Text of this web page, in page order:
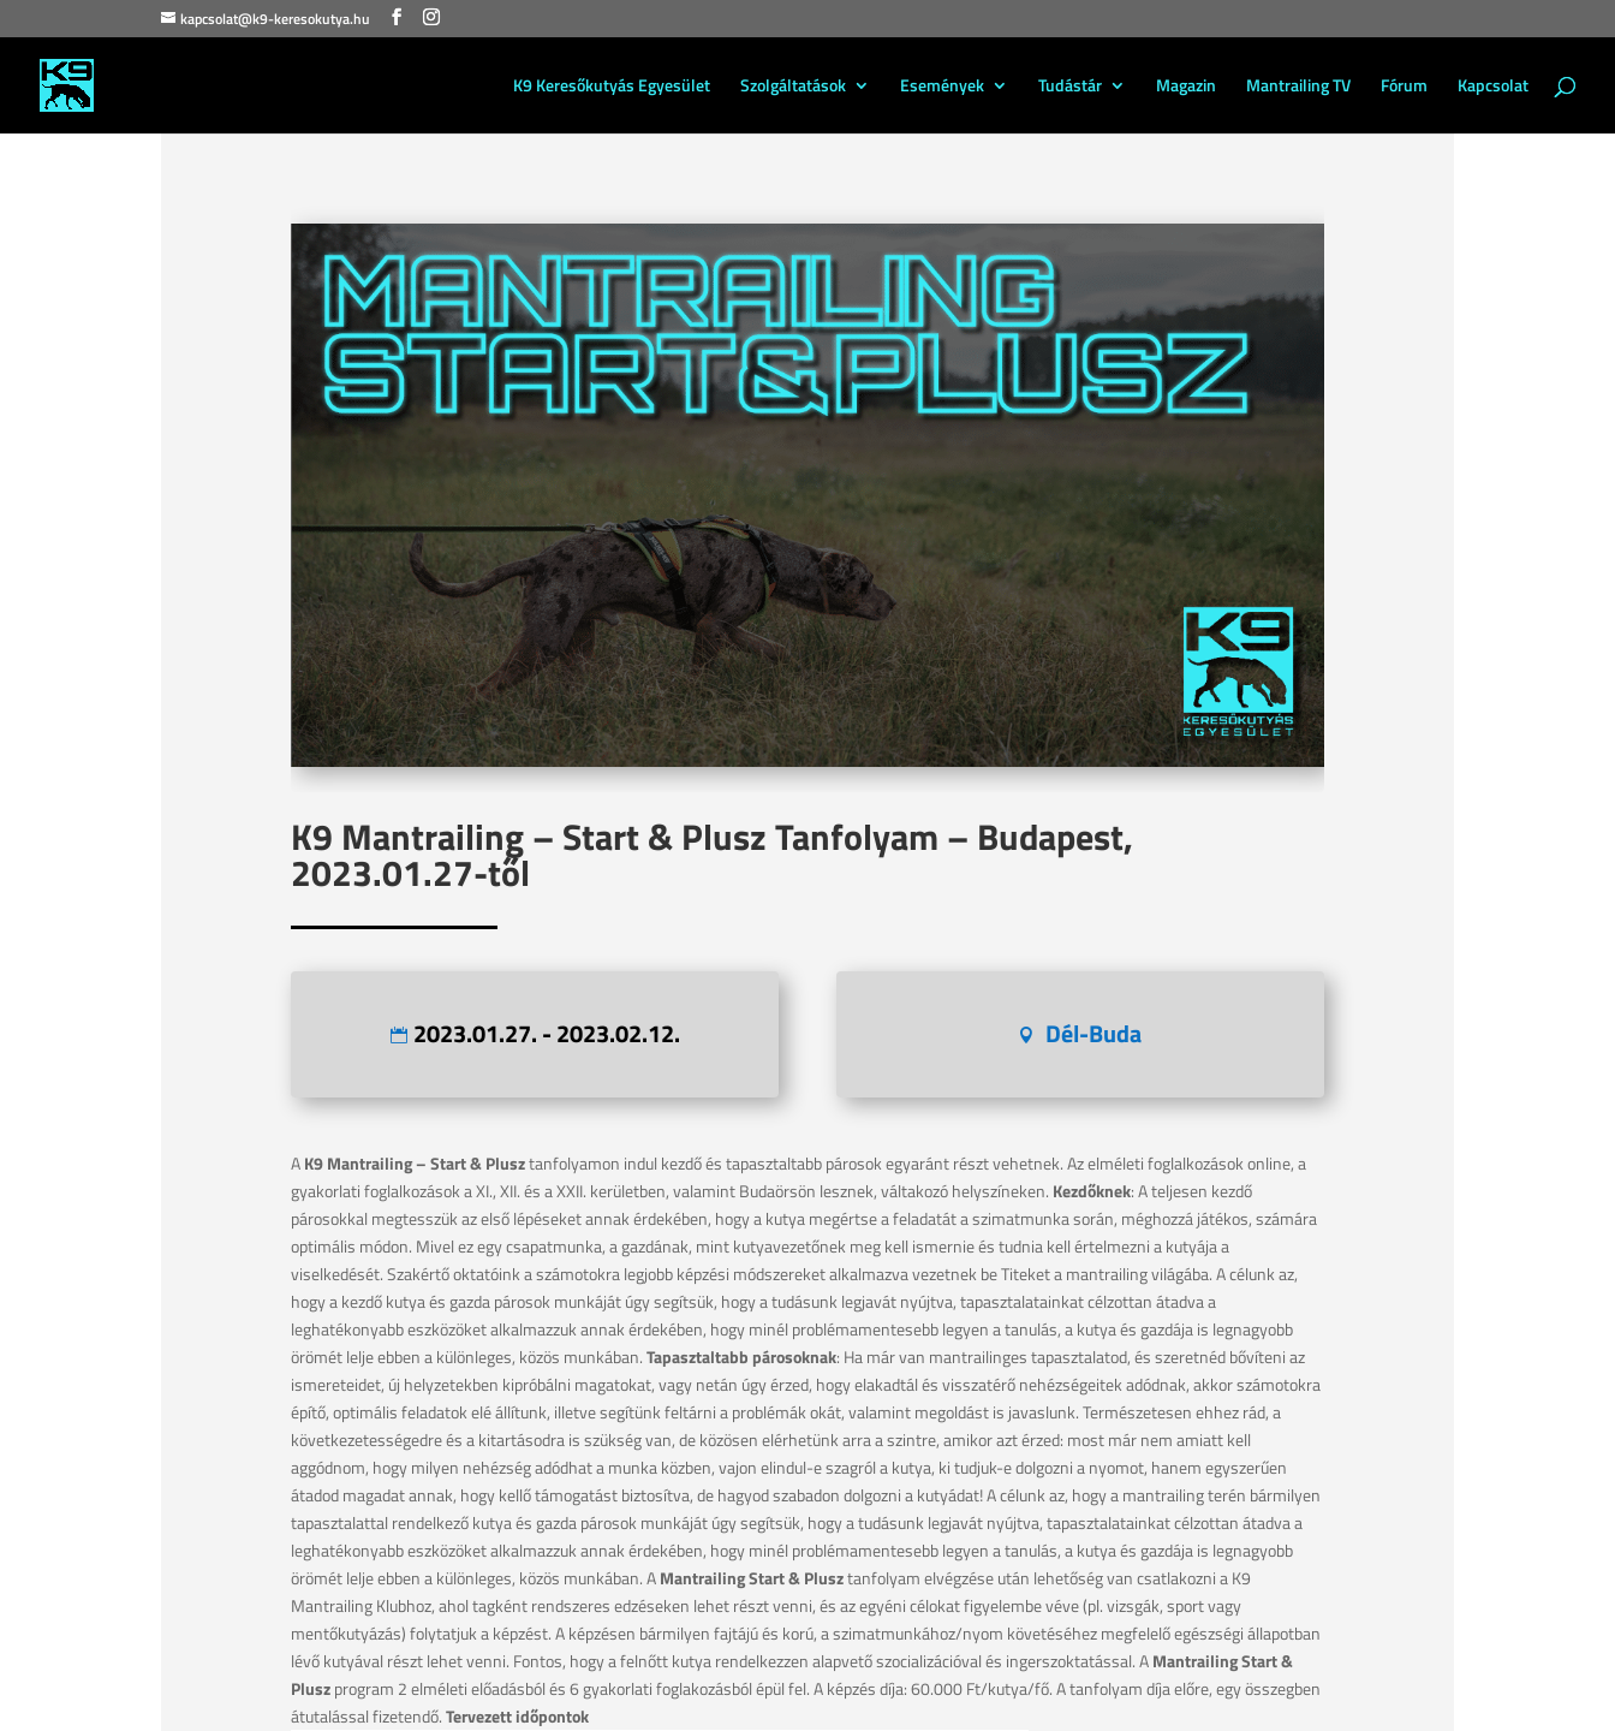
kapcsolat@k9-keresokutya.hu
K9 Keresőkutyás Egyesület Szolgáltatások Események Tudástár Magazin Mantrailing TV Fórum Kapcsolat
K9 Mantrailing – Start & Plusz Tanfolyam – Budapest,
2023.01.27-től
2023.01.27. - 2023.02.12. Dél-Buda
AK9 Mantrailing – Start & Plusztanfolyamon indul kezdő és tapasztaltabb párosok egyaránt részt vehetnek. Az elméleti foglalkozások online, a
gyakorlati foglalkozások a XI., XII. és a XXII. kerületben, valamint Budaörsön lesznek, váltakozó helyszíneken. Kezdőknek: A teljesen kezdő
párosokkal megtesszük az első lépéseket annak érdekében, hogy a kutya megértse a feladatát a szimatmunka során, méghozzá játékos, számára
optimális módon. Mivel ez egy csapatmunka, a gazdának, mint kutyavezetőnek meg kell ismernie és tudnia kell értelmezni a kutyája a
viselkedését. Szakértő oktatóink a számotokra legjobb képzési módszereket alkalmazva vezetnek be Titeket a mantrailing világába. A célunk az,
hogy a kezdő kutya és gazda párosok munkáját úgy segítsük, hogy a tudásunk legjavát nyújtva, tapasztalatainkat célzottan átadva a
leghatékonyabb eszközöket alkalmazzuk annak érdekében, hogy minél problémamentesebb legyen a tanulás, a kutya és gazdája is legnagyobb
örömét lelje ebben a különleges, közös munkában.Tapasztaltabb párosoknak: Ha már van mantrailinges tapasztalatod, és szeretnéd bővíteni az
ismereteidet, új helyzetekben kipróbálni magatokat, vagy netán úgy érzed, hogy elakadtál és visszatérő nehézségeitek adódnak, akkor számotokra
építő, optimális feladatok elé állítunk, illetve segítünk feltárni a problémák okát, valamint megoldást is javaslunk. Természetesen ehhez rád, a
következetességedre és a kitartásodra is szükség van, de közösen elérhetünk arra a szintre, amikor azt érzed: most már nem amiatt kell
aggódnom, hogy milyen nehézség adódhat a munka közben, vajon elindul-e szagról a kutya, ki tudjuk-e dolgozni a nyomot, hanem egyszerűen
átadod magadat annak, hogy kellő támogatást biztosítva, de hagyod szabadon dolgozni a kutyádat! A célunk az, hogy a mantrailing terén bármilyen
tapasztalattal rendelkező kutya és gazda párosok munkáját úgy segítsük, hogy a tudásunk legjavát nyújtva, tapasztalatainkat célzottan átadva a
leghatékonyabb eszközöket alkalmazzuk annak érdekében, hogy minél problémamentesebb legyen a tanulás, a kutya és gazdája is legnagyobb
örömét lelje ebben a különleges, közös munkában. AMantrailing Start & Plusztanfolyam elvégzése után lehetőség van csatlakozni a K9
Mantrailing Klubhoz, ahol tagként rendszeres edzéseken lehet részt venni, és az egyéni célokat figyelembe véve (pl. vizsgák, sport vagy
mentőkutyázás) folytatjuk a képzést. A képzésen bármilyen fajtájú és korú, a szimatmunkához/nyom követéséhez megfelelő egészségi állapotban
lévő kutyával részt lehet venni. Fontos, hogy a felnőtt kutya rendelkezzen alapvető szocializációval és ingerszoktatással. AMantrailing Start &
Pluszprogram 2 elméleti előadásból és 6 gyakorlati foglakozásból épül fel. A képzés díja: 60.000 Ft/kutya/fő. A tanfolyam díja előre, egy összegben
átutalással fizetendő.Tervezett időpontok